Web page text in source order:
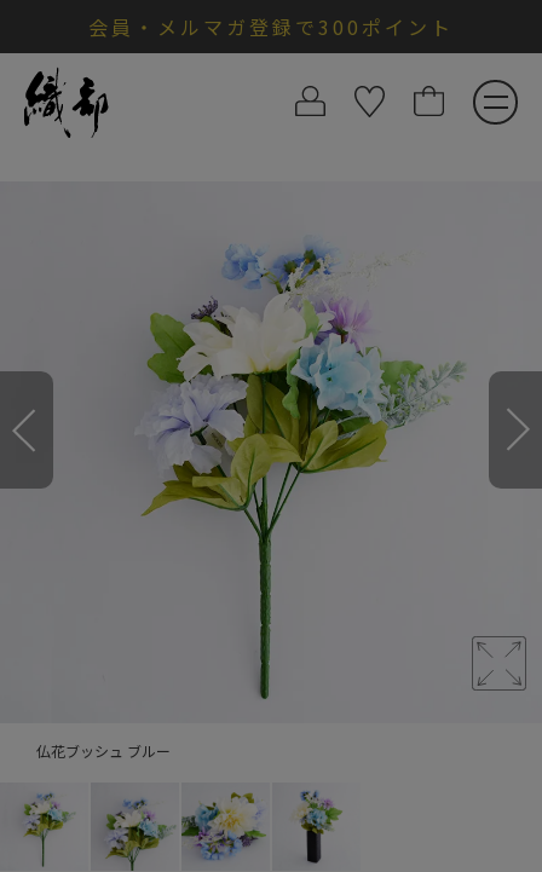
会員・メルマガ登録で300ポイント
仏花ブッシュ ブルー